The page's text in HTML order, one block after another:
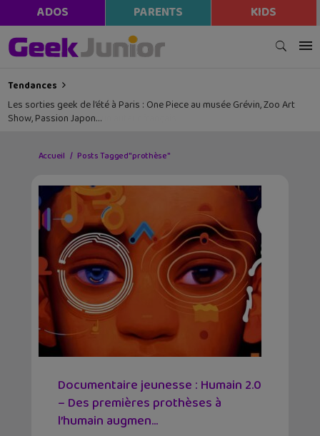
ADOS PARENTS KIDS
Tendances
Les sorties geek de l’été à Paris : One Piece au musée Grévin, Zoo Art
Show, Passion Japon…
Accueil Posts Tagged "prothèse"
Documentaire jeunesse : Humain 2.0
– Des premières prothèses à
l’humain augmen...